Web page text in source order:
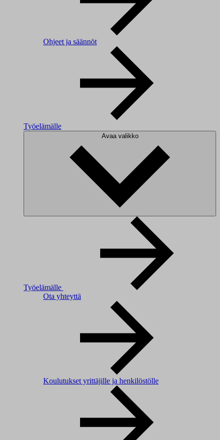
Ohjeet ja säännöt
Työelämälle
Avaa valikko
Työelämälle
Ota yhteyttä
Koulutukset yrittäjille ja henkilöstölle